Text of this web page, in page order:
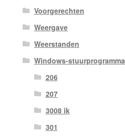
Voorgerechten
Weergave
Weerstanden
Windows-stuurprogramma
206
207
3008 ik
301